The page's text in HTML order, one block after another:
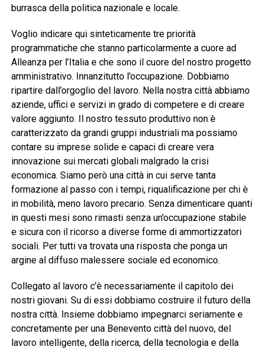
burrasca della politica nazionale e locale.
Voglio indicare qui sinteticamente tre priorità
programmatiche che stanno particolarmente a cuore ad
Alleanza per l’Italia e che sono il cuore del nostro progetto
amministrativo. Innanzitutto l’occupazione. Dobbiamo
ripartire dall’orgoglio del lavoro. Nella nostra città abbiamo
aziende, uffici e servizi in grado di competere e di creare
valore aggiunto. Il nostro tessuto produttivo non è
caratterizzato da grandi gruppi industriali ma possiamo
contare su imprese solide e capaci di creare vera
innovazione sui mercati globali malgrado la crisi
economica. Siamo però una città in cui serve tanta
formazione al passo con i tempi, riqualificazione per chi è
in mobilità, meno lavoro precario. Senza dimenticare quanti
in questi mesi sono rimasti senza un’occupazione stabile
e sicura con il ricorso a diverse forme di ammortizzatori
sociali. Per tutti va trovata una risposta che ponga un
argine al diffuso malessere sociale ed economico.
Collegato al lavoro c’è necessariamente il capitolo dei
nostri giovani. Su di essi dobbiamo costruire il futuro della
nostra città. Insieme dobbiamo impegnarci seriamente e
concretamente per una Benevento città del nuovo, del
lavoro intelligente, della ricerca, della tecnologia e della